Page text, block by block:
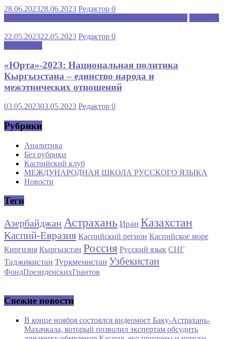
28.06.202328.06.2023 Редактор 0
22.05.202322.05.2023 Редактор 0
«Юрта»-2023: Национальная политика
Кыргызстана – единство народа и
межэтнических отношений
03.05.202303.05.2023 Редактор 0
Рубрики
Аналитика
Без рубрики
Каспийский клуб
МЕЖДУНАРОДНАЯ ШКОЛА РУССКОГО ЯЗЫКА
Новости
Теги
Азербайджан Астрахань Иран Казахстан
Каспий-Евразия Каспийский регион Каспийское море
Киргизия Кыргызстан Россия Русский язык СНГ
Таджикистан Туркменистан Узбекистан
ФондПрезиденскихГрантов
Свежие новости
В конце ноября состоялся видеомост Баку-Астрахань-
Махачкала, который позволил экспертам обсудить